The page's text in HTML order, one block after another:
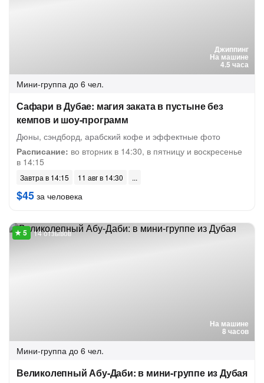
Джиппинг
На машине
4.5 часа
Мини-группа до 6 чел.
Сафари в Дубае: магия заката в пустыне без
кемпов и шоу-программ
Дюны, сэндборд, арабский кофе и эффектные фото
Расписание: во вторник в 14:30, в пятницу и воскресенье
в 14:15
Завтра в 14:15 11 авг в 14:30
$45 за человека
На машине
8 часов
14 отзывов
Мини-группа до 6 чел.
Великолепный Абу-Даби: в мини-группе из Дубая